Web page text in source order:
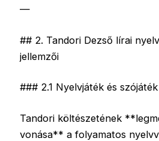
—
## 2. Tandori Dezső lírai
jellemzői
### 2.1 Nyelvjáték és szójáték
Tandori költészetének
vonása** a folyamatos